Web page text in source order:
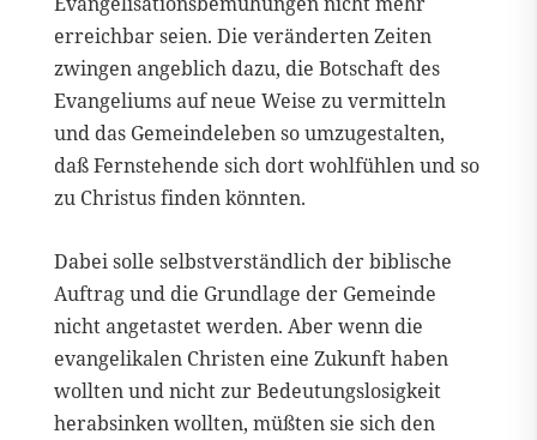
erreichbar seien. Die veränderten Zeiten
zwingen angeblich dazu, die Botschaft des
Evangeliums auf neue Weise zu vermitteln
und das Gemeindeleben so umzugestalten,
daß Fernstehende sich dort wohlfühlen und so
zu Christus finden könnten.
Dabei solle selbstverständlich der biblische
Auftrag und die Grundlage der Gemeinde
nicht angetastet werden. Aber wenn die
evangelikalen Christen eine Zukunft haben
wollten und nicht zur Bedeutungslosigkeit
herabsinken wollten, müßten sie sich den